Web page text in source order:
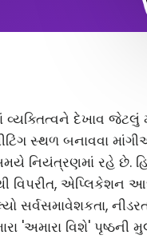
વ્યક્તિત્વને દેખાવ
સ્થળ બનાવવા
નિયંત્રણમાં રહે છે.
વિપરીત, એપ્લિકેશન
સર્વસમાવેશકતા,
વિશે' પૃષ્ઠની